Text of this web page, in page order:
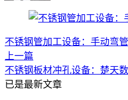
不锈钢管加工设备：手动弯
上一篇
不锈钢板材冲孔设备：楚天
已是最新文章